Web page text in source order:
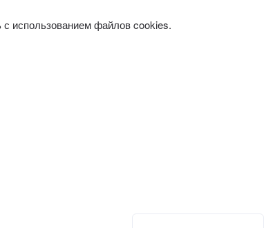
использованием файлов cookies.